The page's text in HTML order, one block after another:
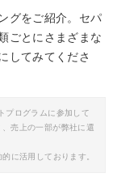
グをご紹介。セパ
ごとにさまざまな
してみてくださ
プログラムに参加して
売上の一部が弊社に還
に活用しております。